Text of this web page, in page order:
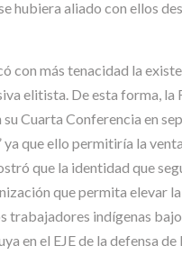
hubiera aliado con ellos
más tenacidad la
elitista. De esta forma,
Cuarta Conferencia en
que ello permitiría la
que la identidad que
que permita elevar
indígenas bajo
en el EJE de la defensa